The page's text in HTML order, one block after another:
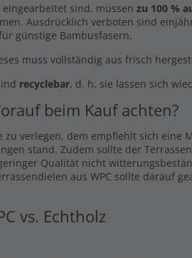
sind, müssen zu 100 %
Ausdrücklich verboten sind
günstige Bambusfasern.
muss vollständig aus frisch
recyclebar, d. h. sie lassen sich
beim Kauf achten?
verlegen, dem empfiehlt sich eine
stand. Zudem sollte der
Qualität nicht
aus WPC sollte darauf
vs. Echtholz